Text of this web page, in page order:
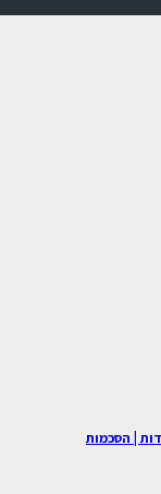
| הסכמות